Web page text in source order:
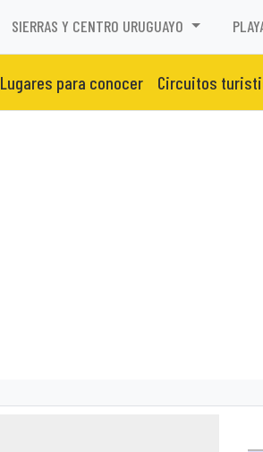
SIERRAS Y CENTRO URUGUAYO
Lugares para conocer Circuitos